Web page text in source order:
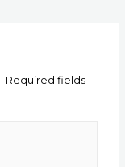
Required fields